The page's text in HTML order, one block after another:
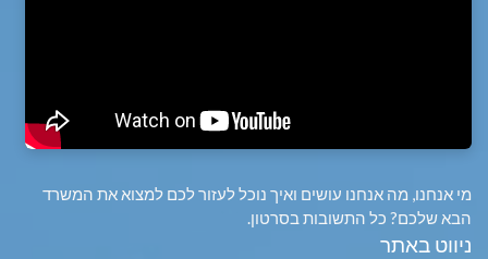
מי אנחנו, מה אנחנו עושים ואיך נוכל לעזור לכם למצוא את המשרד
הבא שלכם? כל התשובות בסרטון.
ניווט באתר